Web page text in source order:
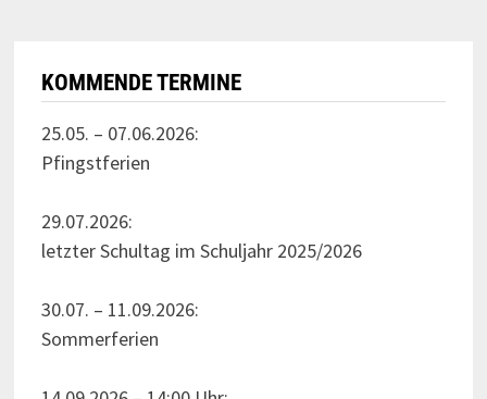
KOMMENDE TERMINE
25.05. – 07.06.2026:
Pfingstferien
29.07.2026:
letzter Schultag im Schuljahr 2025/2026
30.07. – 11.09.2026:
Sommerferien